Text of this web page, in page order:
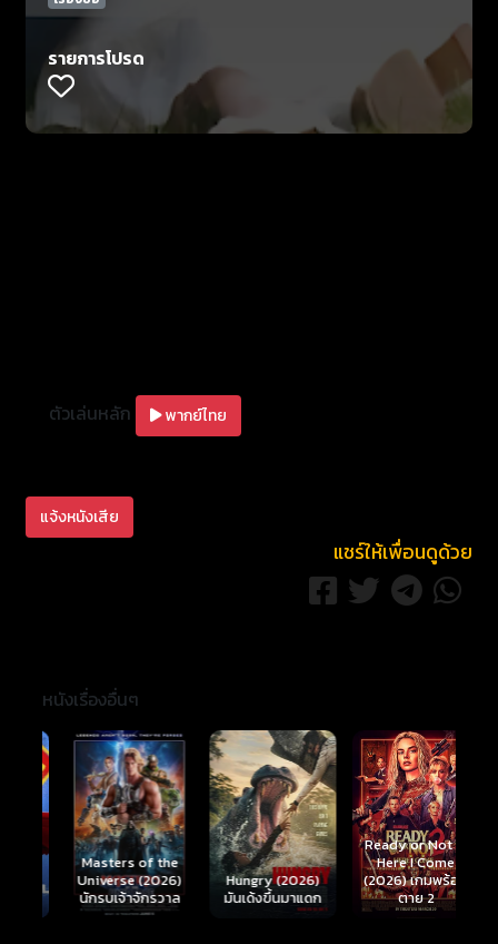
รายการโปรด
ตัวเล่นหลัก พากย์ไทย
แจ้งหนังเสีย
แชร์ให้เพื่อนดูด้วย
หนังเรื่องอื่นๆ
Masters of the
Universe (2026)
นักรบเจ้าจักรวาล
Hungry (2026)
มันเด้งขึ้นมาแดก
Ready or Not 2:
Here I Come
(2026) เกมพร้อม
ตาย 2